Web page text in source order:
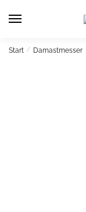
Start / Damastmesser